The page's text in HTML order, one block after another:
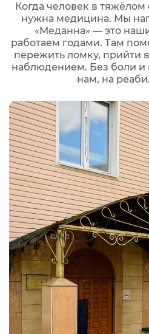
Когда человек в
нужна медицина. Мы
«Меданна» — это
работаем годами. Там
пережить ломку, прийти
наблюдением. Без боли
нам, на